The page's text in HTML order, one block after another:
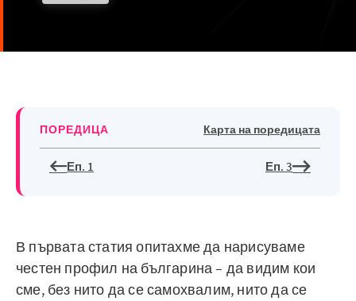
ПОРЕДИЦА Карта на поредицата
Еп. 1 Еп. 3
В първата статия опитахме да нарисуваме
честен профил на българина – да видим кои
сме, без нито да се самохвалим, нито да се